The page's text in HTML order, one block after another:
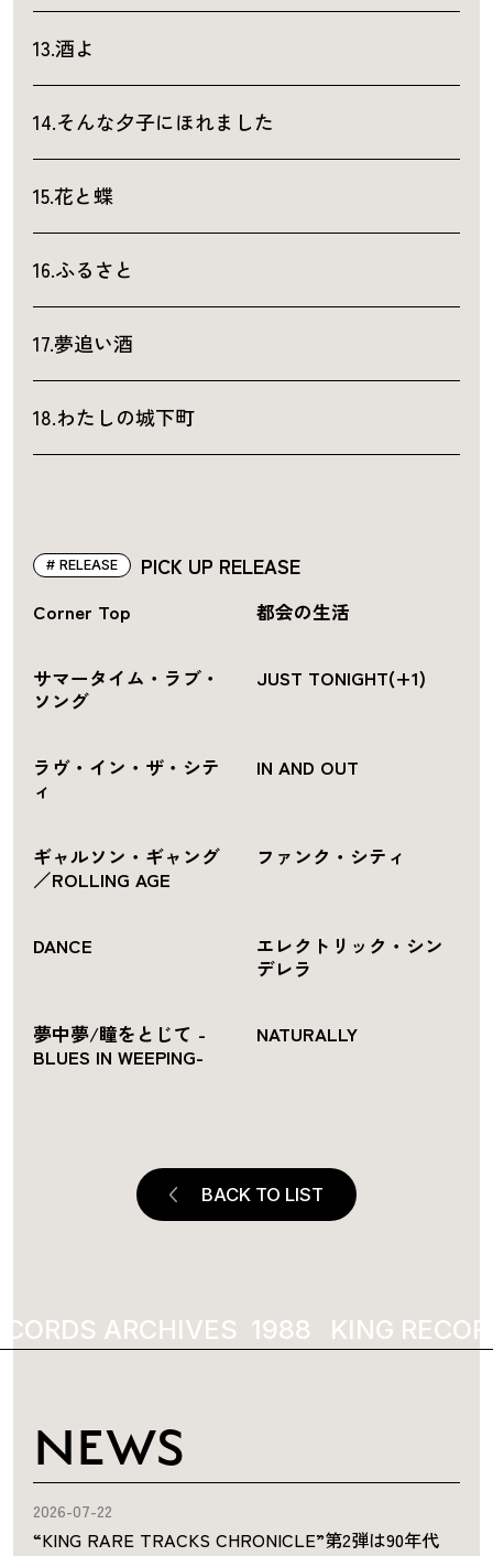
13.酒よ
14.そんな夕子にほれました
15.花と蝶
16.ふるさと
17.夢追い酒
18.わたしの城下町
PICK UP RELEASE
RELEASE
Corner Top 都会の生活
サマータイム・ラブ・
ソング
JUST TONIGHT(+1)
ラヴ・イン・ザ・シテ
ィ
IN AND OUT
ギャルソン・ギャング
／ROLLING AGE
ファンク・シティ
DANCE
エレクトリック・シン
デレラ
夢中夢/瞳をとじて -
BLUES IN WEEPING-
NATURALLY
BACK TO LIST
ARCHIVES KING
NEWS
2026-07-22
“KING RARE TRACKS CHRONICLE”第2弾は90年代